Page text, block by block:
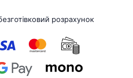
розрахунок